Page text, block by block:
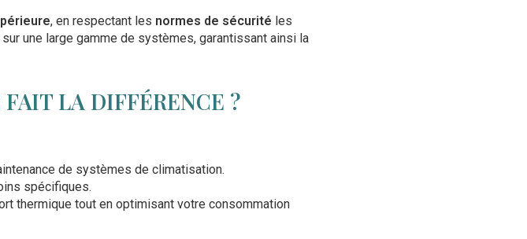
, en respectant les normes de sécurité les
une large gamme de systèmes, garantissant ainsi la
LA DIFFÉRENCE ?
de systèmes de climatisation.
spécifiques.
thermique tout en optimisant votre consommation